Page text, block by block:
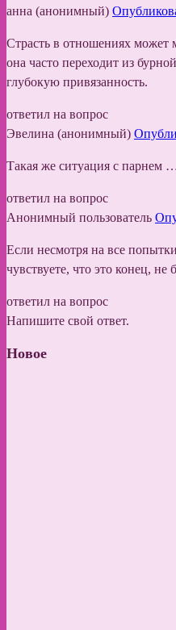
анна (анонимный)
Страсть в отношениях может
она часто переходит из
глубокую привязанность.
ответил на вопрос
Эвелина (анонимный)
Такая же ситуация с парнем
ответил на вопрос
Анонимный пользователь
Если несмотря на все
чувствуете, что это конец, не
ответил на вопрос
Напишите свой ответ.
Новое